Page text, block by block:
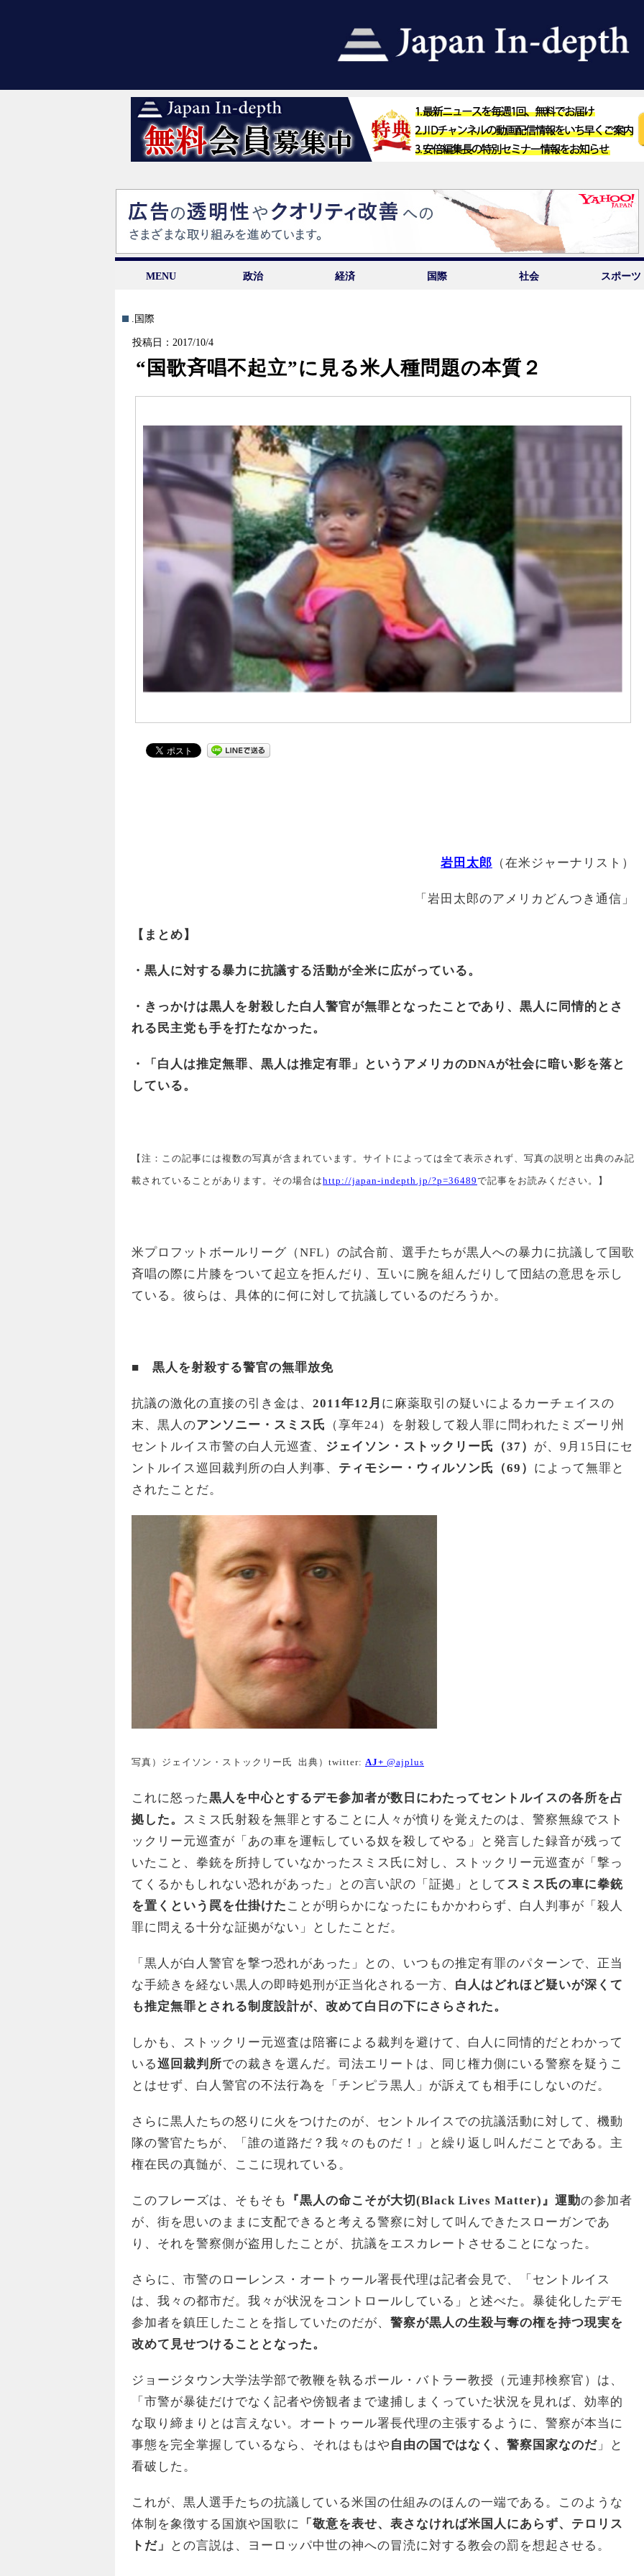
MENU 政治 経済 国際 社会 スポーツ
.国際
投稿日：2017/10/4
“国歌斉唱不起立”に見る米人種問題の本質２
岩田太郎 （在米ジャーナリスト）
「岩田太郎のアメリカどんつき通信」
【まとめ】
・黒人に対する暴力に抗議する活動が全米に広がっている。
・きっかけは黒人を射殺した白人警官が無罪となったことであり、黒人に同情的とさ
れる民主党も手を打たなかった。
・「白人は推定無罪、黒人は推定有罪」というアメリカのDNAが社会に暗い影を落と
している。
【注：この記事には複数の写真が含まれています。サイトによっては全て表示されず、写真の説明と出典のみ記
載されていることがあります。その場合はhttp://japan-indepth.jp/?p=36489で記事をお読みください。】
米プロフットボールリーグ（NFL）の試合前、選手たちが黒人への暴力に抗議して国歌
斉唱の際に片膝をついて起立を拒んだり、互いに腕を組んだりして団結の意思を示し
ている。彼らは、具体的に何に対して抗議しているのだろうか。
■ 黒人を射殺する警官の無罪放免
抗議の激化の直接の引き金は、 2011年12月 に麻薬取引の疑いによるカーチェイスの
末、黒人のアンソニー・スミス氏
（享年24）を射殺して殺人罪に問われたミズーリ州
セントルイス市警の白人元巡査、 ジェイソン・ストックリー氏（37） が、9月15日にセ
ントルイス巡回裁判所の白人判事、 ティモシー・ウィルソン氏（69） によって無罪と
されたことだ。
写真）ジェイソン・ストックリー氏 出典）twitter: AJ+ @ajplus
これに怒った黒人を中心とするデモ参加者が数日にわたってセントルイスの各所を占
拠した。 スミス氏射殺を無罪とすることに人々が憤りを覚えたのは、警察無線でスト
ックリー元巡査が「あの車を運転している奴を殺してやる」と発言した録音が残って
いたこと、拳銃を所持していなかったスミス氏に対し、ストックリー元巡査が「撃っ
てくるかもしれない恐れがあった」との言い訳の「証拠」として スミス氏の車に拳銃
を置くという罠を仕掛けた ことが明らかになったにもかかわらず、白人判事が「殺人
罪に問える十分な証拠がない」としたことだ。
「黒人が白人警官を撃つ恐れがあった」との、いつもの推定有罪のパターンで、正当
な手続きを経ない黒人の即時処刑が正当化される一方、 白人はどれほど疑いが深くて
も推定無罪とされる制度設計が、改めて白日の下にさらされた。
しかも、ストックリー元巡査は陪審による裁判を避けて、白人に同情的だとわかって
いる巡回裁判所での裁きを選んだ。司法エリートは、同じ権力側にいる警察を疑うこ
とはせず、白人警官の不法行為を「チンピラ黒人」が訴えても相手にしないのだ。
さらに黒人たちの怒りに火をつけたのが、セントルイスでの抗議活動に対して、機動
隊の警官たちが、「誰の道路だ？我々のものだ！」と繰り返し叫んだことである。主
権在民の真髄が、ここに現れている。
このフレーズは、そもそも 『黒人の命こそが大切(Black Lives Matter)』運動の参加者
が、街を思いのままに支配できると考える警察に対して叫んできたスローガンであ
り、それを警察側が盗用したことが、抗議をエスカレートさせることになった。
さらに、市警のローレンス・オートゥール署長代理は記者会見で、「セントルイス
は、我々の都市だ。我々が状況をコントロールしている」と述べた。暴徒化したデモ
参加者を鎮圧したことを指していたのだが、 警察が黒人の生殺与奪の権を持つ現実を
改めて見せつけることとなった。
ジョージタウン大学法学部で教鞭を執るポール・バトラー教授（元連邦検察官）は、
「市警が暴徒だけでなく記者や傍観者まで逮捕しまくっていた状況を見れば、効率的
な取り締まりとは言えない。オートゥール署長代理の主張するように、警察が本当に
事態を完全掌握しているなら、それはもはや 自由の国ではなく、警察国家なのだ 」と
看破した。
これが、黒人選手たちの抗議している米国の仕組みのほんの一端である。このような
体制を象徴する国旗や国歌に
「敬意を表せ、表さなければ米国人にあらず、テロリス
トだ」
との言説は、ヨーロッパ中世の神への冒涜に対する教会の罰を想起させる。